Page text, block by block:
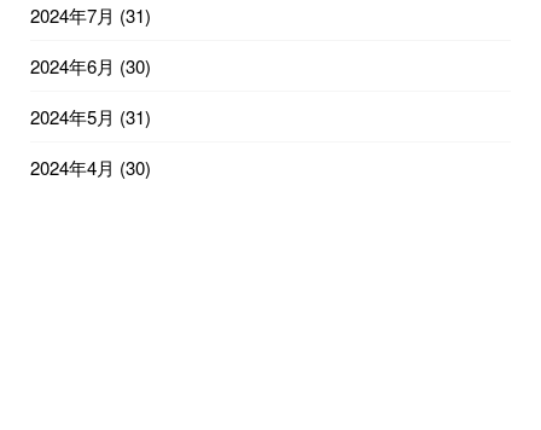
2024年7月 (31)
2024年6月 (30)
2024年5月 (31)
2024年4月 (30)